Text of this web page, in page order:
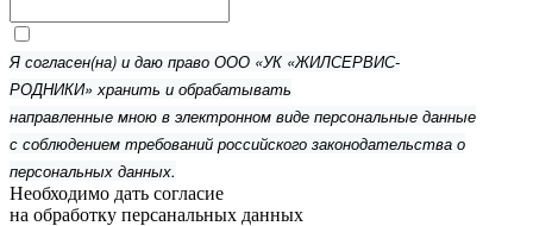
Я согласен(на) и даю право ООО «УК «ЖИЛСЕРВИС-
РОДНИКИ» хранить и обрабатывать
направленные мною в электронном виде персональные данные
с соблюдением требований российского законодательства о
персональных данных.
Необходимо дать согласие
на обработку персанальных данных